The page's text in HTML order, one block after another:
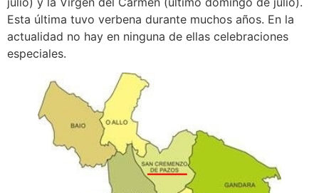
Esta última tuvo verbena durante muchos años. En la
actualidad no hay en ninguna de ellas celebraciones
especiales.